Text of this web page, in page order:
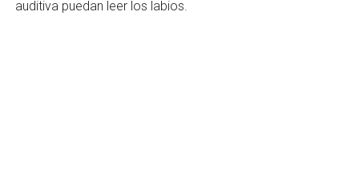
auditiva puedan leer los labios.